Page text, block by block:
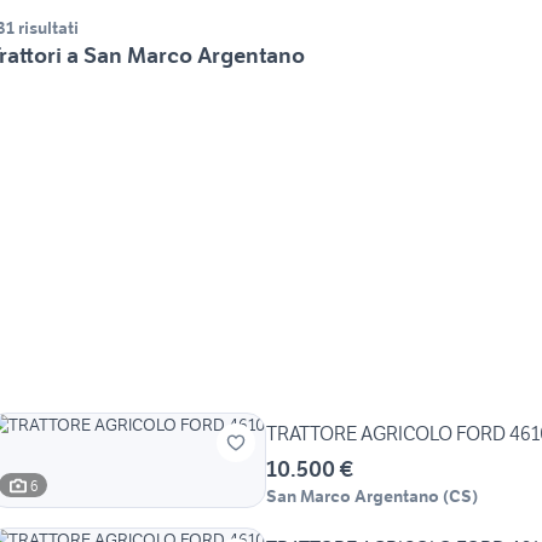
risultati
a San Marco Argentano
6
TRATTORE AGRICOLO FORD
10.500 €
San Marco Argentano (CS)